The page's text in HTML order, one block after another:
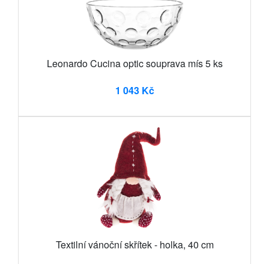
Leonardo Cucina optic souprava mís 5 ks
1 043 Kč
Textilní vánoční skřítek - holka, 40 cm